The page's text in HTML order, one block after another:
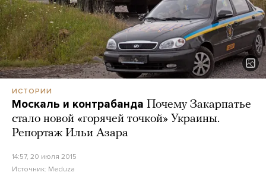
ИСТОРИИ
Москаль и контрабанда Почему Закарпатье
стало новой «горячей точкой» Украины.
Репортаж Ильи Азара
14:57, 20 июля 2015
Источник: Meduza